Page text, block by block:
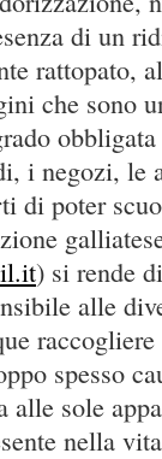
di un
rattopato,
che sono
i negozi, le
di poter
) si rende
alle
spesso
sole
nella